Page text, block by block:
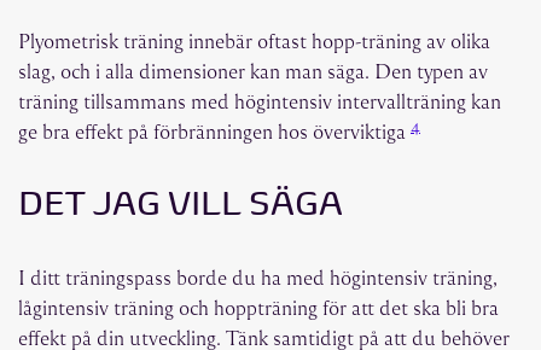
Plyometrisk träning innebär oftast hopp-träning av olika
slag, och i alla dimensioner kan man säga. Den typen av
träning tillsammans med högintensiv intervallträning kan
ge bra effekt på förbränningen hos överviktiga 4
DET JAG VILL SÄGA
I ditt träningspass borde du ha med högintensiv träning,
lågintensiv träning och hoppträning för att det ska bli bra
effekt på din utveckling. Tänk samtidigt på att du behöver